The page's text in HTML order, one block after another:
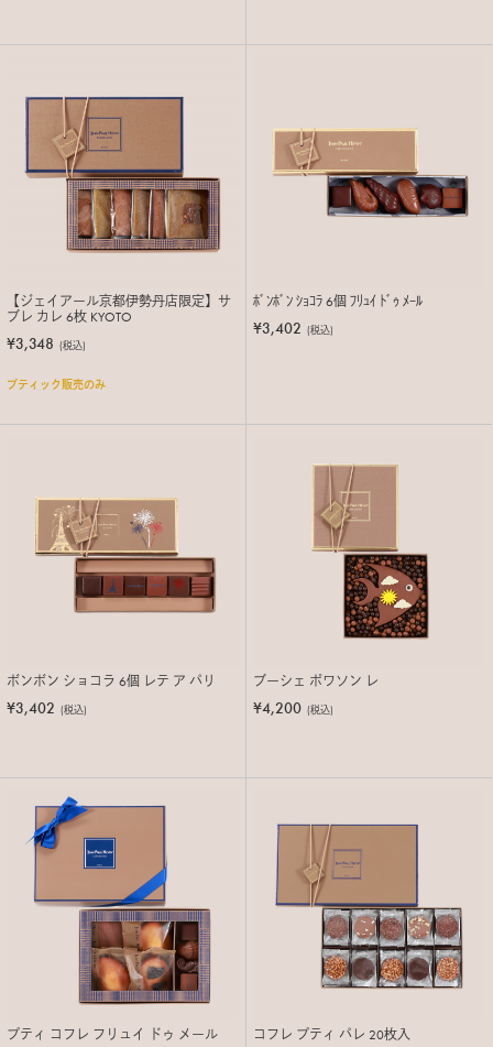
【ジェイアール京都伊勢丹店限定】サ
ブレ カレ 6枚 KYOTO
¥3,348 (税込)
ブティック販売のみ
ﾎﾞﾝﾎﾞﾝ ｼｮｺﾗ 6個 ﾌﾘｭｲ ﾄﾞｩ ﾒｰﾙ
¥3,402 (税込)
ボンボン ショコラ 6個 レテ ア パリ
¥3,402 (税込)
ブーシェ ポワソン レ
¥4,200 (税込)
プティ コフレ フリュイ ドゥ メール コフレ プティ パレ 20枚入